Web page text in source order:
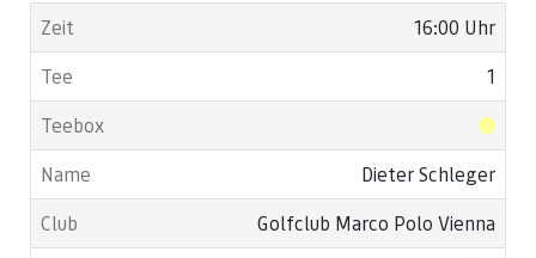
16:00 Uhr
1
Dieter Schleger
Golfclub Marco Polo Vienna